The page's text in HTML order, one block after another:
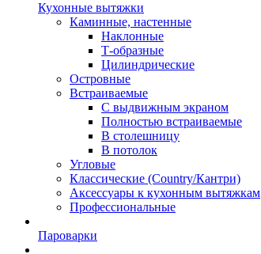
Кухонные вытяжки
Каминные, настенные
Наклонные
Т-образные
Цилиндрические
Островные
Встраиваемые
С выдвижным экраном
Полностью встраиваемые
В столешницу
В потолок
Угловые
Классические (Country/Кантри)
Аксессуары к кухонным вытяжкам
Профессиональные
Пароварки